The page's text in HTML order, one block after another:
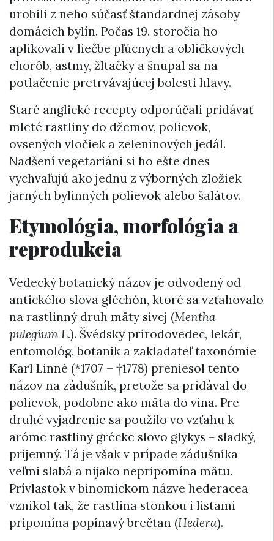
urobili z neho súčasť štandardnej zásoby
domácich bylín. Počas 19. storočia ho
aplikovali v liečbe pľúcnych a obličkových
chorôb, astmy, žltačky a šnupal sa na
potlačenie pretrvávajúcej bolesti hlavy.
Staré anglické recepty odporúčali pridávať
mleté rastliny do džemov, polievok,
ovsených vločiek a zeleninových jedál.
Nadšení vegetariáni si ho ešte dnes
vychvaľujú ako jednu z výborných zložiek
jarných bylinných polievok alebo šalátov.
Etymológia, morfológia a
reprodukcia
Vedecký botanický názov je odvodený od
antického slova gléchón, ktoré sa vzťahovalo
na rastlinný druh mäty sivej (Mentha
pulegium L.). Švédsky prírodovedec, lekár,
entomológ, botanik a zakladateľ taxonómie
Karl Linné (*1707 – †1778) preniesol tento
názov na zádušník, pretože sa pridával do
polievok, podobne ako mäta do vína. Pre
druhé vyjadrenie sa použilo vo vzťahu k
aróme rastliny grécke slovo glykys = sladký,
príjemný. Tá je však v prípade zádušníka
veľmi slabá a nijako nepripomína mätu.
Prívlastok v binomickom názve hederacea
vznikol tak, že rastlina stonkou i listami
pripomína popínavý brečtan (Hedera).